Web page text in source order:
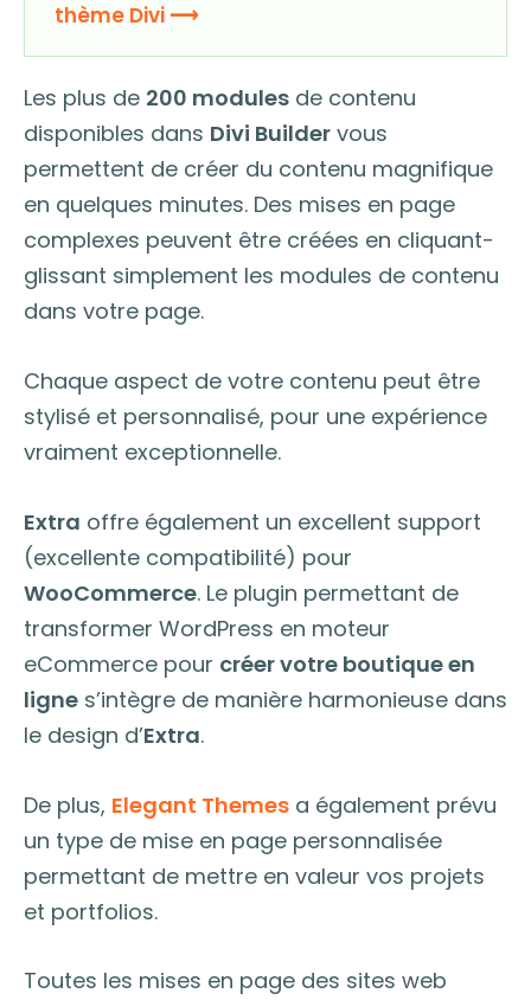
thème Divi ⟶
Les plus de 200 modules de contenu
disponibles dans Divi Builder vous
permettent de créer du contenu magnifique
en quelques minutes. Des mises en page
complexes peuvent être créées en cliquant-
glissant simplement les modules de contenu
dans votre page.
Chaque aspect de votre contenu peut être
stylisé et personnalisé, pour une expérience
vraiment exceptionnelle.
Extra offre également un excellent support
(excellente compatibilité) pour
WooCommerce. Le plugin permettant de
transformer WordPress en moteur
eCommerce pour créer votre boutique en
ligne s’intègre de manière harmonieuse dans
le design d’Extra.
De plus, Elegant Themes a également prévu
un type de mise en page personnalisée
permettant de mettre en valeur vos projets
et portfolios.
Toutes les mises en page des sites web